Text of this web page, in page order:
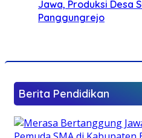
Jawa, Produksi Desa
Panggungrejo
Berita Pendidikan